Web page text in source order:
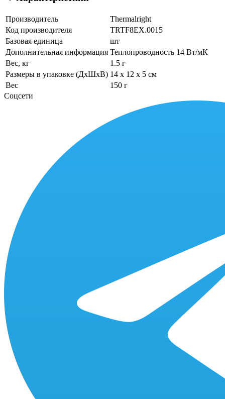
Производитель
Thermalright
Код производителя
TRTF8EX.0015
Базовая единица
шт
Дополнительная информация Теплопроводность 14 Вт/мК
Вес, кг
1.5 г
Размеры в упаковке (ДхШхВ) 14 x 12 x 5 см
Вес
150 г
Соцсети